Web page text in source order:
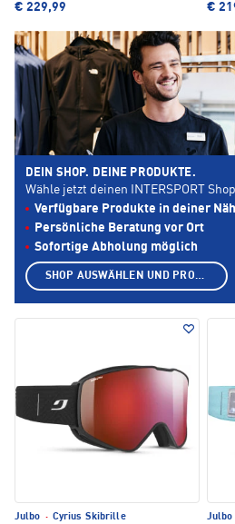
€ 229,99 €
Julbo · Cyrius Skibrille Julbo
DEIN SHOP. DEINE PRODUKTE.
Wähle jetzt deinen INTERSPORT
Verfügbare Produkte in deiner
Persönliche Beratung vor Ort
Sofortige Abholung möglich
SHOP AUSWÄHLEN UND PRODUKTE ANZEIGEN